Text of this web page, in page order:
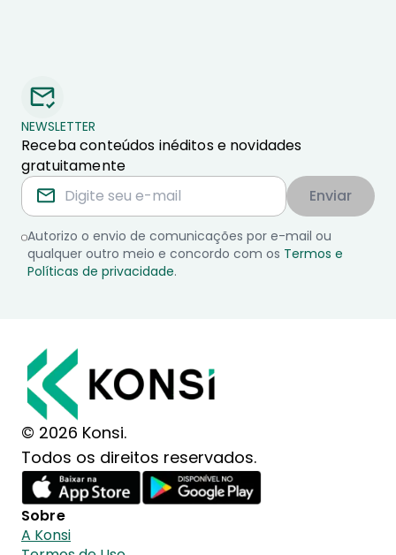
NEWSLETTER
Receba conteúdos inéditos e novidades
gratuitamente
Enviar
Autorizo o envio de comunicações por e-mail ou
qualquer outro meio e concordo com os Termos e
Políticas de privacidade.
© 2026 Konsi.
Todos os direitos reservados.
Sobre
A Konsi